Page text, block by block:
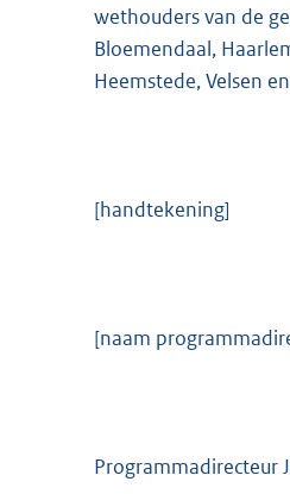
wethouders van de
Bloemendaal,
Heemstede, Velsen
[handtekening]
[naam
Programmadirecteur